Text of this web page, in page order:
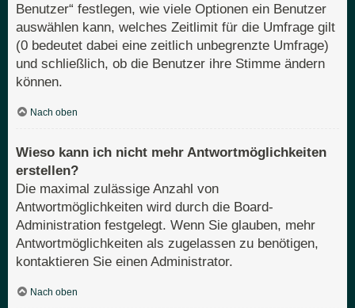
Benutzer“ festlegen, wie viele Optionen ein Benutzer
auswählen kann, welches Zeitlimit für die Umfrage gilt
(0 bedeutet dabei eine zeitlich unbegrenzte Umfrage)
und schließlich, ob die Benutzer ihre Stimme ändern
können.
Nach oben
Wieso kann ich nicht mehr Antwortmöglichkeiten
erstellen?
Die maximal zulässige Anzahl von
Antwortmöglichkeiten wird durch die Board-
Administration festgelegt. Wenn Sie glauben, mehr
Antwortmöglichkeiten als zugelassen zu benötigen,
kontaktieren Sie einen Administrator.
Nach oben